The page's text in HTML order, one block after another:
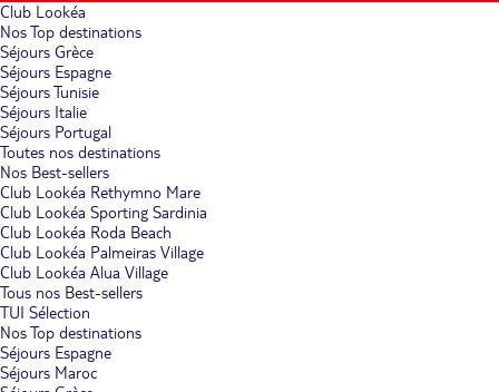
Club Lookéa
Nos Top destinations
Séjours Grèce
Séjours Espagne
Séjours Tunisie
Séjours Italie
Séjours Portugal
Toutes nos destinations
Nos Best-sellers
Club Lookéa Rethymno Mare
Club Lookéa Sporting Sardinia
Club Lookéa Roda Beach
Club Lookéa Palmeiras Village
Club Lookéa Alua Village
Tous nos Best-sellers
TUI Sélection
Nos Top destinations
Séjours Espagne
Séjours Maroc